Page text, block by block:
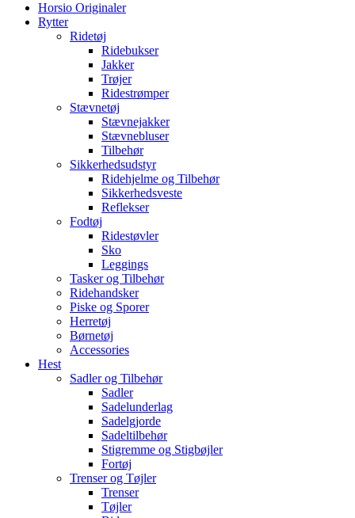
Horsio Originaler
Rytter
Ridetøj
Ridebukser
Jakker
Trøjer
Ridestrømper
Stævnetøj
Stævnejakker
Stævnebluser
Tilbehør
Sikkerhedsudstyr
Ridehjelme og Tilbehør
Sikkerhedsveste
Reflekser
Fodtøj
Ridestøvler
Sko
Leggings
Tasker og Tilbehør
Ridehandsker
Piske og Sporer
Herretøj
Børnetøj
Accessories
Hest
Sadler og Tilbehør
Sadler
Sadelunderlag
Sadelgjorde
Sadeltilbehør
Stigremme og Stigbøjler
Fortøj
Trenser og Tøjler
Trenser
Tøjler